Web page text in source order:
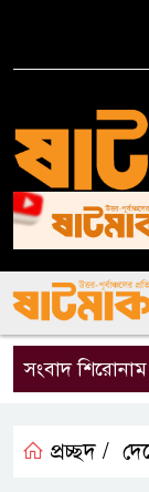
সংবাদ
প্রচ্ছদ /